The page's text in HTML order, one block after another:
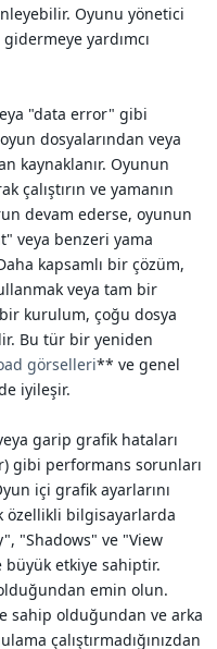
Oyunu yönetici
yardımcı
"data error" gibi
dosyalarından veya
kaynaklanır. Oyunun
çalıştırın ve yamanın
devam ederse, oyunun
veya benzeri yama
kapsamlı bir çözüm,
veya tam bir
kurulum, çoğu dosya
Bu tür bir yeniden
görselleri** ve genel
iyileşir.
garip grafik hataları
gibi performans sorunları
içi grafik ayarlarını
özellikli bilgisayarlarda
"Shadows" ve "View
büyük etkiye sahiptir.
emin olun.
sahip olduğundan ve arka
çalıştırmadığınızdan